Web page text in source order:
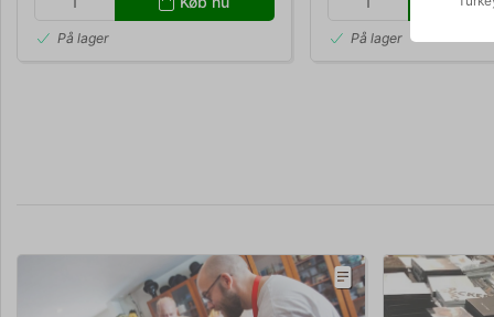
På lager På lager